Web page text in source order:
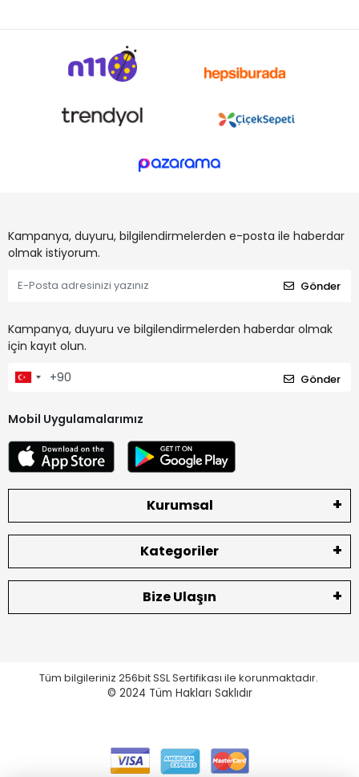
Kampanya, duyuru, bilgilendirmelerden e-posta ile haberdar
olmak istiyorum.
Gönder
Kampanya, duyuru ve bilgilendirmelerden haberdar olmak
için kayıt olun.
Gönder
Mobil Uygulamalarımız
Kurumsal
Kategoriler
Bize Ulaşın
Tüm bilgileriniz 256bit SSL Sertifikası ile korunmaktadır.
© 2024 Tüm Hakları Saklıdır